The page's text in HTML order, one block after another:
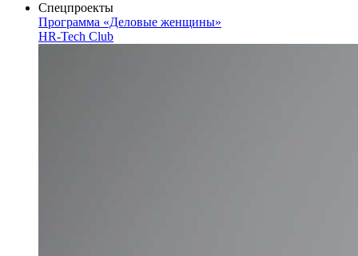
Спецпроекты
Программа «Деловые женщины»
HR-Tech Club